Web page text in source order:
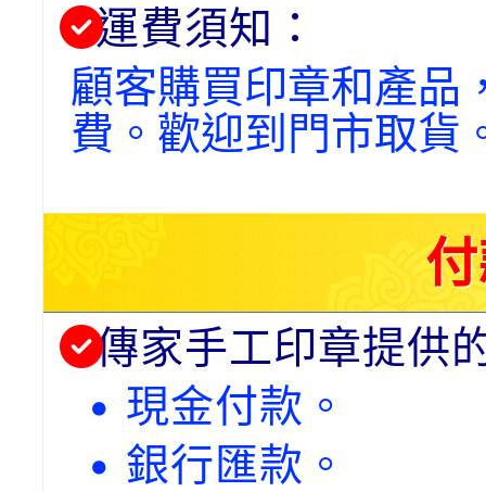
運費須知：
顧客購買印章和產品
費。歡迎到門市取貨
傳家手工印章提供
• 現金付款。
• 銀行匯款。